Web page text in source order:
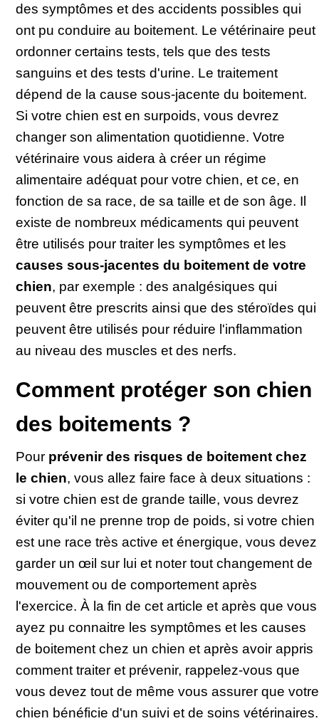
des symptômes et des accidents possibles qui
ont pu conduire au boitement. Le vétérinaire peut
ordonner certains tests, tels que des tests
sanguins et des tests d'urine. Le traitement
dépend de la cause sous-jacente du boitement.
Si votre chien est en surpoids, vous devrez
changer son alimentation quotidienne. Votre
vétérinaire vous aidera à créer un régime
alimentaire adéquat pour votre chien, et ce, en
fonction de sa race, de sa taille et de son âge. Il
existe de nombreux médicaments qui peuvent
être utilisés pour traiter les symptômes et les
causes sous-jacentes du boitement de votre
chien, par exemple : des analgésiques qui
peuvent être prescrits ainsi que des stéroïdes qui
peuvent être utilisés pour réduire l'inflammation
au niveau des muscles et des nerfs.
Comment protéger son chien
des boitements ?
Pour prévenir des risques de boitement chez
le chien, vous allez faire face à deux situations :
si votre chien est de grande taille, vous devrez
éviter qu'il ne prenne trop de poids, si votre chien
est une race très active et énergique, vous devez
garder un œil sur lui et noter tout changement de
mouvement ou de comportement après
l'exercice. À la fin de cet article et après que vous
ayez pu connaitre les symptômes et les causes
de boitement chez un chien et après avoir appris
comment traiter et prévenir, rappelez-vous que
vous devez tout de même vous assurer que votre
chien bénéficie d'un suivi et de soins vétérinaires.